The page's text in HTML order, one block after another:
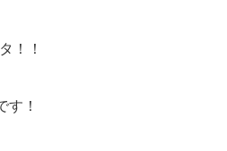
！！
す！